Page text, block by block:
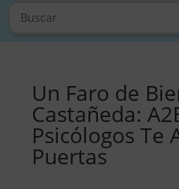
Un Faro de
Castañeda:
Psicólogos Te
Puertas